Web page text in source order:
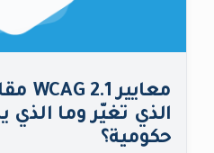
الذي تغيّر وما
حكومية؟